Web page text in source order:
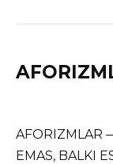
AFORIZMLAR
EMAS, BALKI